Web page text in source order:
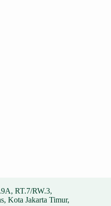
RT.7/RW.3,
Kota Jakarta Timur,